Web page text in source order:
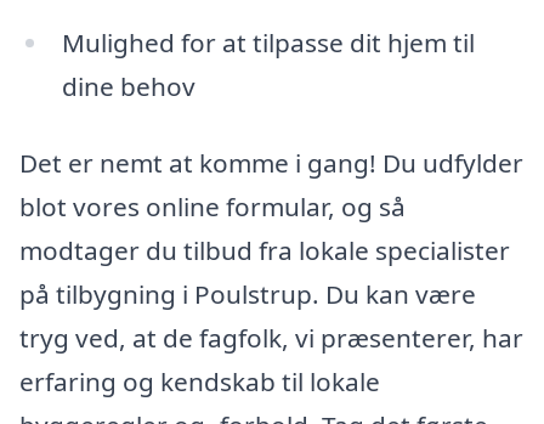
Mulighed for at tilpasse dit hjem til
dine behov
Det er nemt at komme i gang! Du udfylder
blot vores online formular, og så
modtager du tilbud fra lokale specialister
på tilbygning i Poulstrup. Du kan være
tryg ved, at de fagfolk, vi præsenterer, har
erfaring og kendskab til lokale